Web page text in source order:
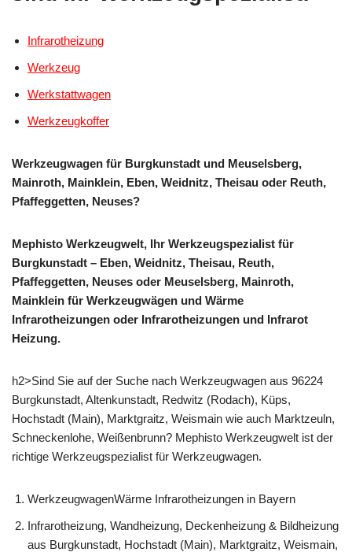
Infrarotheizung
Werkzeug
Werkstattwagen
Werkzeugkoffer
Werkzeugwagen für Burgkunstadt und Meuselsberg,
Mainroth, Mainklein, Eben, Weidnitz, Theisau oder Reuth,
Pfaffeggetten, Neuses?
Mephisto Werkzeugwelt, Ihr Werkzeugspezialist für
Burgkunstadt – Eben, Weidnitz, Theisau, Reuth,
Pfaffeggetten, Neuses oder Meuselsberg, Mainroth,
Mainklein für Werkzeugwägen und Wärme
Infrarotheizungen oder Infrarotheizungen und Infrarot
Heizung.
h2>Sind Sie auf der Suche nach Werkzeugwagen aus 96224
Burgkunstadt, Altenkunstadt, Redwitz (Rodach), Küps,
Hochstadt (Main), Marktgraitz, Weismain wie auch Marktzeuln,
Schneckenlohe, Weißenbrunn? Mephisto Werkzeugwelt ist der
richtige Werkzeugspezialist für Werkzeugwagen.
WerkzeugwagenWärme Infrarotheizungen in Bayern
Infrarotheizung, Wandheizung, Deckenheizung & Bildheizung
aus Burgkunstadt, Hochstadt (Main), Marktgraitz, Weismain,